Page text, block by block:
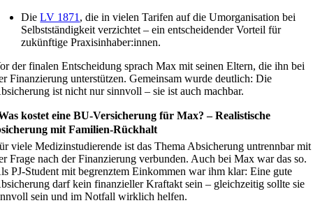
DieLV 1871 , die in vielen Tarifen auf die Umorganisation bei
Selbstständigkeit verzichtet – ein entscheidender Vorteil für
zukünftige Praxisinhaber:innen.
der finalen Entscheidung sprach Max mit seinen Eltern, die ihn bei
Finanzierung unterstützen. Gemeinsam wurde deutlich: Die
ist nicht nur sinnvoll – sie ist auch machbar.
kostet eine BU-Versicherung für Max? – Realistische
mit Familien-Rückhalt
viele Medizinstudierende ist das Thema Absicherung untrennbar mit
Frage nach der Finanzierung verbunden. Auch bei Max war das so.
PJ-Student mit begrenztem Einkommen war ihm klar: Eine gute
darf kein finanzieller Kraftakt sein – gleichzeitig sollte sie
sein und im Notfall wirklich helfen.